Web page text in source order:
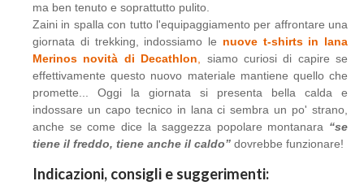
ma ben tenuto e soprattutto pulito.
Zaini in spalla con tutto l'equipaggiamento per affrontare una
giornata di trekking, indossiamo le nuove t-shirts in lana
Merinos novità di Decathlon, siamo curiosi di capire se
effettivamente questo nuovo materiale mantiene quello che
promette... Oggi la giornata si presenta bella calda e
indossare un capo tecnico in lana ci sembra un po' strano,
anche se come dice la saggezza popolare montanara “se
tiene il freddo, tiene anche il caldo” dovrebbe funzionare!
Indicazioni, consigli e suggerimenti: